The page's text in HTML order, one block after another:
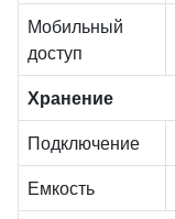
Мобильный
доступ
Хранение
Подключение
Емкость